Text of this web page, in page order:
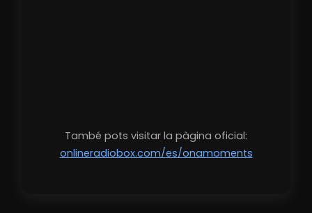
També pots visitar la pàgina oficial:
onlineradiobox.com/es/onamoments